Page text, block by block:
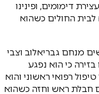
דימומים, ופינינו
החולים כשהוא
מנחם גבריאלוב וצבי
כי הוא נפגע
רפואי ראשוני והוא
חבלת ראש וחזה כשהוא